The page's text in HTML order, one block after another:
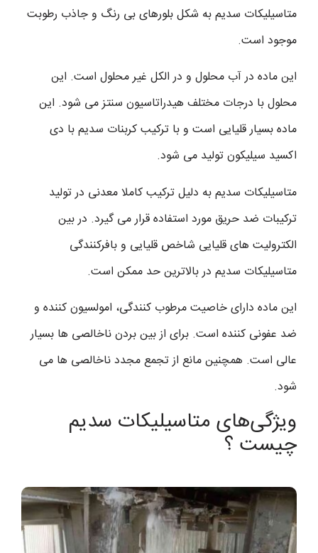
متاسیلیکات سدیم به شکل بلورهای بی رنگ و جاذب رطوبت
موجود است.
این ماده در آب محلول و در الکل غیر محلول است. این
محلول با درجات مختلف هیدراتاسیون سنتز می شود. این
ماده بسیار قلیایی است و با ترکیب کربنات سدیم با دی
اکسید سیلیکون تولید می شود.
متاسیلیکات سدیم به دلیل ترکیب کاملا معدنی در تولید
ترکیبات ضد حریق مورد استفاده قرار می گیرد. در بین
الکترولیت های قلیایی شاخص قلیایی و بافرکنندگی
متاسیلیکات سدیم در بالاترین حد ممکن است.
این ماده دارای خاصیت مرطوب کنندگی، امولسیون کننده و
ضد عفونی کننده است. برای از بین بردن ناخالصی ها بسیار
عالی است. همچنین مانع از تجمع مجدد ناخالصی ها می
شود.
ویژگی‌های متاسیلیکات سدیم
چیست ؟